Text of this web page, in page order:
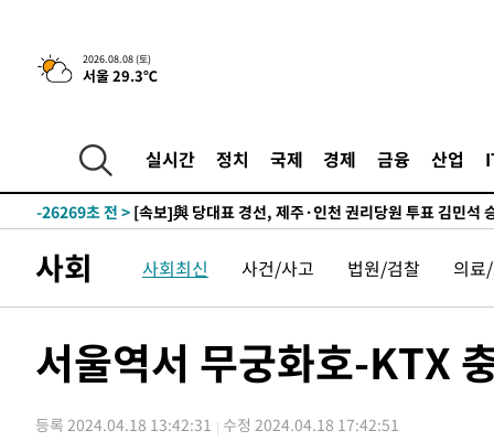
2026.08.08 (토)
서울 29.3℃
실시간 정치 국제 경제 금융 산업
-27565초 전 >[속보]與최고위원 제주·인천 순회경선…박선원·최민희·
한민수·김용 순
-27518초 전 >[속보]김민석, 與 전대 당원투표 누적 득표율 45.42%로
42.08%·宋 10.17%
-26334초 전 >
이강인 "아틀레티코 이적 기뻐…등번호 7번 의미보단 팀
-26269초 전 >
-20043초 전 > 낮 최고 35도 '무더위'…동해안 시간당 30㎜ '강한 비'[내
틀레티코 이적"
-19095초 전 > 수도권 40도 육박 '펄펄'…동해안 일부 지역엔 호의주의
-18064초 전 >온열질환 사망자 3명 늘어…누적 환자 3000명 돌파
-8116초 전 >백운산서 80년근 천종산삼 9뿌리 발견…감정가 1.3억원
-3360초 전 >남자 농구, 나고야 아시안게임서 '홈팀' 일본과 한일전
사회 사회최신 사건/사고 법원/검찰 의료
서울역서 무궁화호-KTX
등록 2024.04.18 13:42:31 수정 2024.04.18 17:42:51